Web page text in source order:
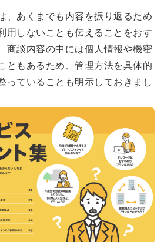
、あくまでも内容を振り返るため
用しないことも伝えることをおす
商談内容の中には個人情報や機密
ともあるため、管理方法を具体的
っていることも明示しておきまし